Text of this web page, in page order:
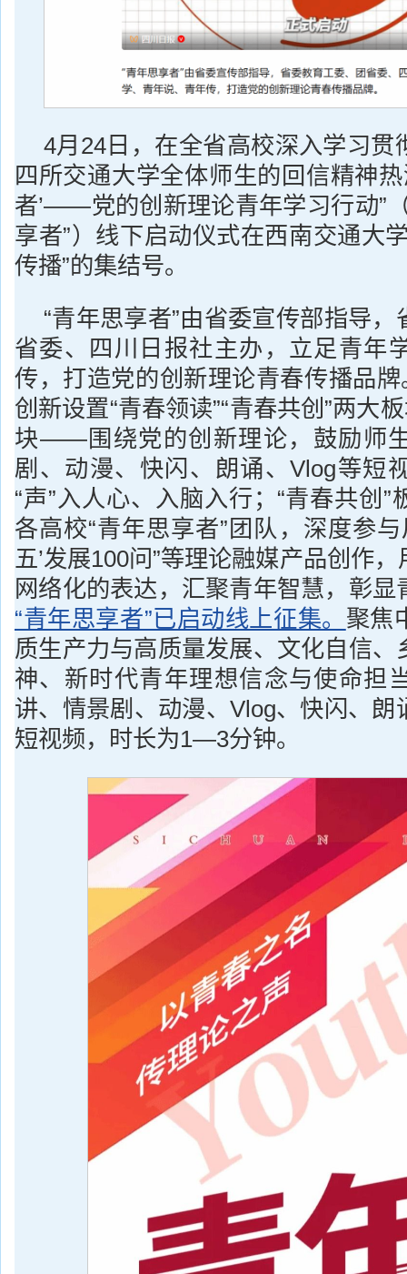
4月24日，在全省高校深入学习贯
四所交通大学全体师生的回信精神热
者’——党的创新理论青年学习行动”
享者”）线下启动仪式在西南交通大
传播”的集结号。
“青年思享者”由省委宣传部指导
省委、四川日报社主办，立足青年
传，打造党的创新理论青春传播品牌
创新设置“青春领读”“青春共创”两大
块——围绕党的创新理论，鼓励师
剧、动漫、快闪、朗诵、Vlog等短
“声”入人心、入脑入行；“青春共
各高校“青年思享者”团队，深度参与
五’发展100问”等理论融媒产品创作
网络化的表达，汇聚青年智慧，彰显
“青年思享者”已启动线上征集。 聚焦
质生产力与高质量发展、文化自信、
神、新时代青年理想信念与使命担
讲、情景剧、动漫、Vlog、快闪、朗
短视频，时长为1—3分钟。